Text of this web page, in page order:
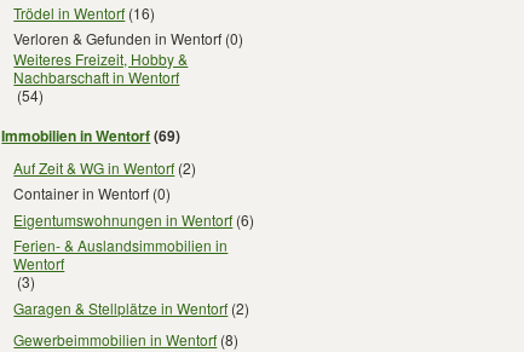
Trödel in Wentorf (16)
Verloren & Gefunden in Wentorf (0)
Weiteres Freizeit, Hobby &
Nachbarschaft in Wentorf
(54)
Immobilien in Wentorf(69)
Auf Zeit & WG in Wentorf (2)
Container in Wentorf (0)
Eigentumswohnungen in Wentorf (6)
Ferien- & Auslandsimmobilien in
Wentorf
(3)
Garagen & Stellplätze in Wentorf (2)
Gewerbeimmobilien in Wentorf (8)